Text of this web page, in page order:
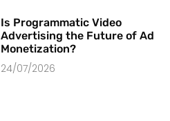
Is Programmatic Video
Advertising the Future of Ad
Monetization?
24/07/2026